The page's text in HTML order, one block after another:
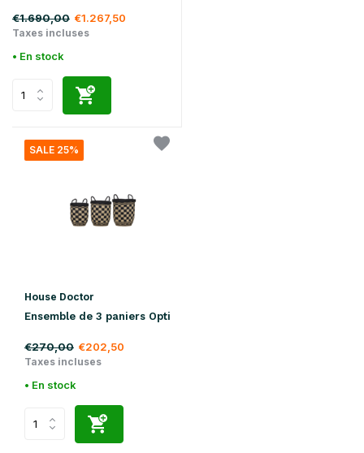
€1.690,00 €1.267,50
Taxes incluses
• En stock
SALE 25%
House Doctor
Ensemble de 3 paniers Opti
€270,00 €202,50
Taxes incluses
• En stock